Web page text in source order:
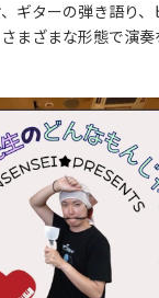
ギターの弾き語り、
まざまな形態で演